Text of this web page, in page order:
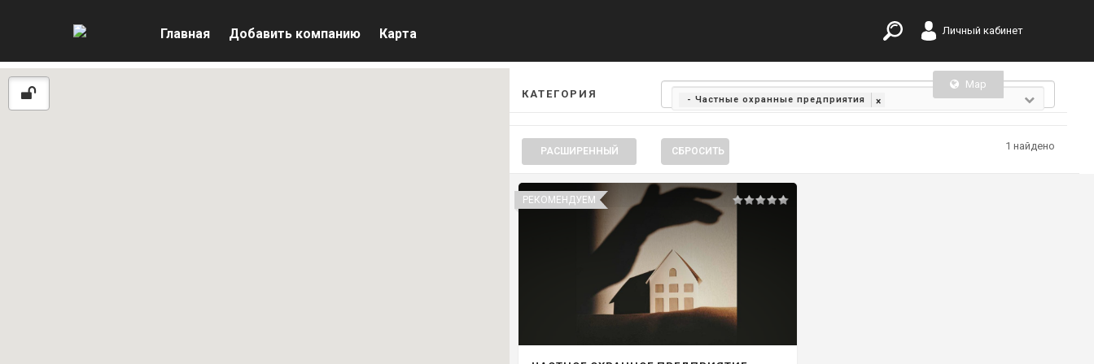
Главная Добавить компанию Карта Личный кабинет
Map
List
КАТЕГОРИЯ
- Частные охранные предприятия ×
РАСШИРЕННЫЙ СБРОСИТЬ 1 найдено
РЕКОМЕНДУЕМ